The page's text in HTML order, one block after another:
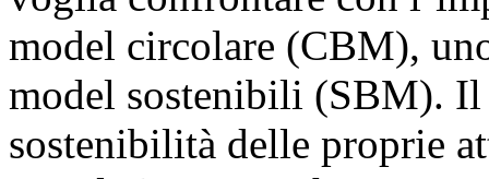
model circolare (CBM),
model sostenibili (SBM). Il
sostenibilità delle proprie